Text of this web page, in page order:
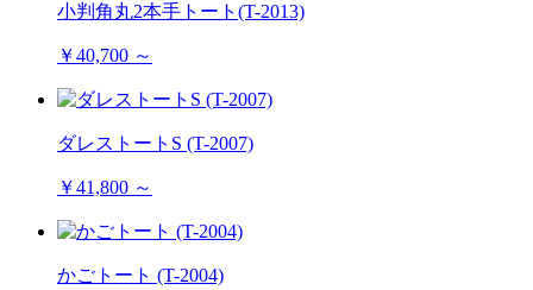
小判角丸2本手トート(T-2013)
￥40,700 ～
ダレストートS (T-2007)
￥41,800 ～
かごトート (T-2004)